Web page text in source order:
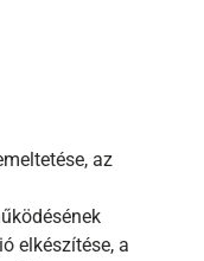
az
elkészítése, a